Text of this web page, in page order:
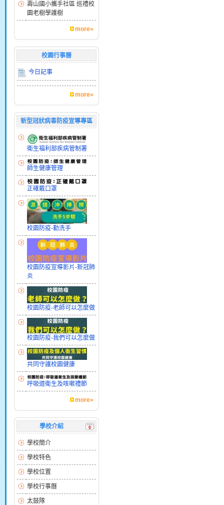
壽山國小攜手社區 巡禮校
園老樹學護樹
more»
校園行事曆
今日記事
more»
新型冠狀病毒防疫宣導專區
衛生福利部疾病管制署
師生健康管理
正確戴口罩
校園防疫-勤洗手
校園防疫宣導影片-新冠肺
炎
校園防疫-老師可以怎麼做
校園防疫-我們可以怎麼做
共同守護校園健康
呼吸道衛生及咳嗽禮節
more»
學校介紹
學校簡介
學校特色
學校位置
學校行事曆
太鼓隊